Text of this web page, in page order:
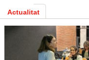
Actualitat